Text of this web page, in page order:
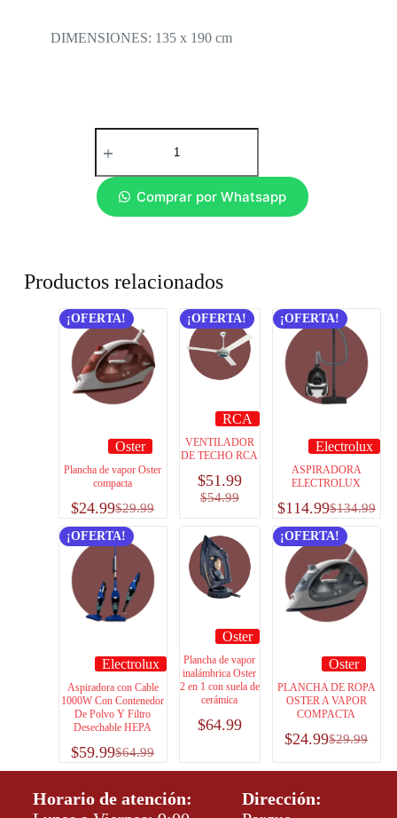
DIMENSIONES: 135 x 190 cm
Comprar por Whatsapp
Productos relacionados
¡OFERTA!
Oster
Plancha de vapor Oster
compacta
$29.99
$24.99
¡OFERTA!
RCA
VENTILADOR
DE TECHO RCA
$54.99
$51.99
¡OFERTA!
Electrolux
ASPIRADORA
ELECTROLUX
$134.99
$114.99
¡OFERTA!
Electrolux
Aspiradora con Cable
1000W Con Contenedor
De Polvo Y Filtro
Desechable HEPA
$64.99
$59.99
Oster
Plancha de vapor
inalámbrica Oster
2 en 1 con suela de
cerámica
$64.99
¡OFERTA!
Oster
PLANCHA DE ROPA
OSTER A VAPOR
COMPACTA
$29.99
$24.99
Horario de atención:
Dirección: